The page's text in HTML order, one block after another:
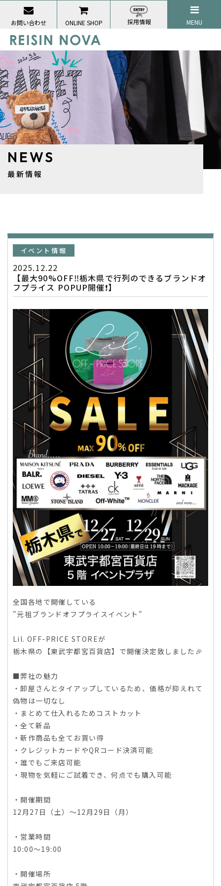
NEWS
最新情報
イベント情報
2025.12.22
【最大90%OFF‼️栃木県で行列のできるブランドオ
フプライス POPUP開催❗️】
全国各地で開催している
"元祖ブランドオフプライスイベント"
Lil. OFF-PRICE STOREが
栃木県の【東武宇都宮百貨店】で開催決定致しました🎉
■弊社の魅力
・卸屋さんとタイアップしているため、価格が抑えれて
偽物は一切なし
・まとめて仕入れるためコストカット
・全て新品
・新作商品も全てお買い得
・クレジットカードやQRコード決済可能
・誰でもご来店可能
・現物を気軽にご試着でき、何点でも購入可能
・開催期間
12月27日（土）～12月29日（月）
・営業時間
10:00～19:00
・開催場所
お問い合わせ ONLINE SHOP 採用情報 MENU